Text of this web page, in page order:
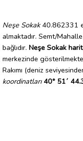
Neşe Sokak40.862331
almaktadır. Semt/
bağlıdır. Neşe Sokak
merkezinde
Rakımı (deniz
koordinatları 40° 51´